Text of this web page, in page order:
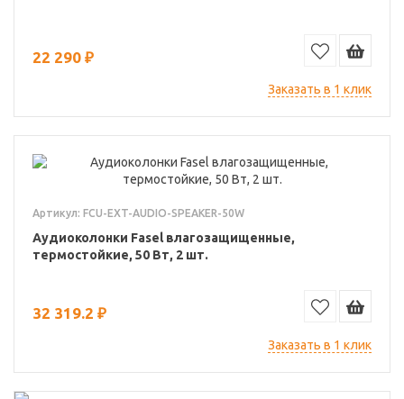
22 290 ₽
Заказать в 1 клик
Артикул: FCU-EXT-AUDIO-SPEAKER-50W
Аудиоколонки Fasel влагозащищенные,
термостойкие, 50 Вт, 2 шт.
32 319.2 ₽
Заказать в 1 клик